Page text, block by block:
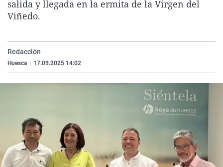
La rosa de los vientos
Como el perro y el
Caso
Equipo de
Extremadura
La Rioja
Virales
Elecciones
salida y llegada en la ermita de la Virgen del
Viñedo.
Redacción
Huesca 17.09.2025 14:02